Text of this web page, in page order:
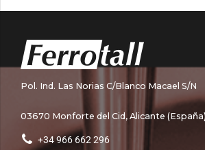
Pol. Ind. Las Norias C/Blanco Macael S/N
03670 Monforte del Cid, Alicante (España)
+34 966 662 296